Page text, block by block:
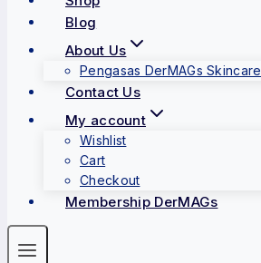
Blog
About Us
Pengasas DerMAGs Skincare
Contact Us
My account
Wishlist
Cart
Checkout
Membership DerMAGs